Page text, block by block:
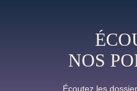
NOS
Écoutez les